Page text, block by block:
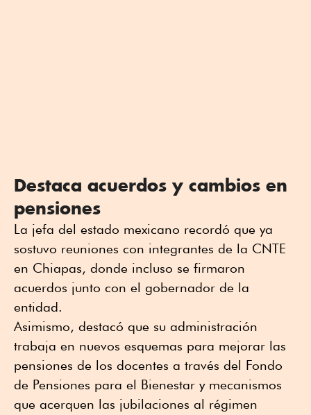
Destaca acuerdos y cambios en
pensiones
La jefa del estado mexicano recordó que ya
sostuvo reuniones con integrantes de la CNTE
en Chiapas, donde incluso se firmaron
acuerdos junto con el gobernador de la
entidad.
Asimismo, destacó que su administración
trabaja en nuevos esquemas para mejorar las
pensiones de los docentes a través del Fondo
de Pensiones para el Bienestar y mecanismos
que acerquen las jubilaciones al régimen